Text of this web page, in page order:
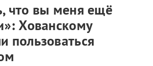
что вы меня ещё
Хованскому
пользоваться